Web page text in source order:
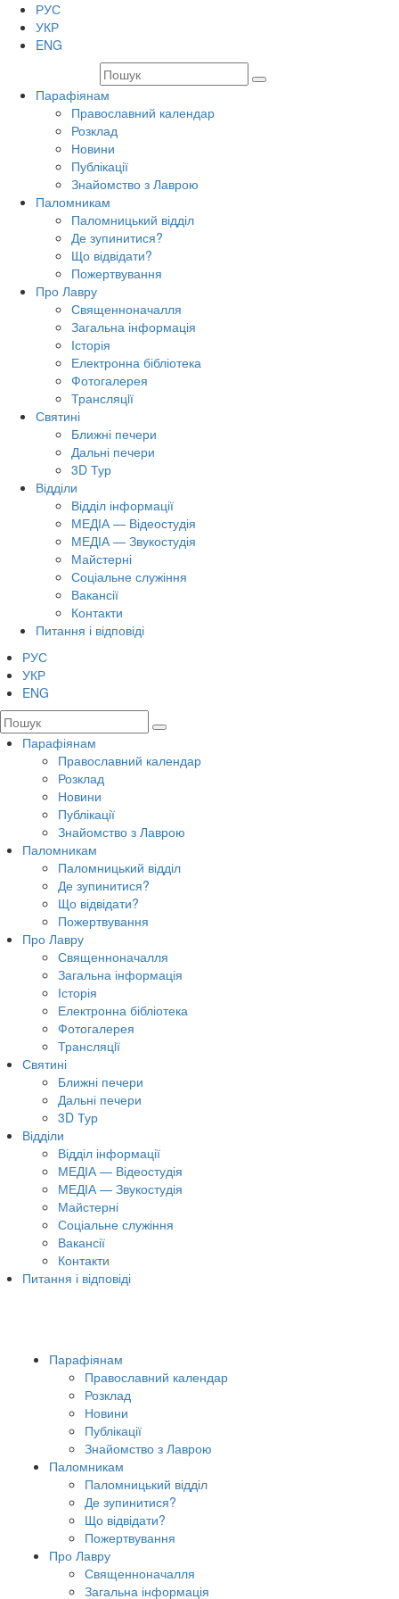
РУС
УКР
ENG
Парафіянам
Православний календар
Розклад
Новини
Публікації
Знайомство з Лаврою
Паломникам
Паломницький відділ
Де зупинитися?
Що відвідати?
Пожертвування
Про Лавру
Священноначалля
Загальна інформація
Історія
Електронна бібліотека
Фотогалерея
Трансляцiї
Святині
Ближні печери
Дальні печери
3D Тур
Відділи
Відділ інформації
МЕДІА — Відеостудія
МЕДІА — Звукостудія
Майстерні
Соціальне служіння
Вакансії
Контакти
Питання і відповіді
РУС
УКР
ENG
Парафіянам
Православний календар
Розклад
Новини
Публікації
Знайомство з Лаврою
Паломникам
Паломницький відділ
Де зупинитися?
Що відвідати?
Пожертвування
Про Лавру
Священноначалля
Загальна інформація
Історія
Електронна бібліотека
Фотогалерея
Трансляцiї
Святині
Ближні печери
Дальні печери
3D Тур
Відділи
Відділ інформації
МЕДІА — Відеостудія
МЕДІА — Звукостудія
Майстерні
Соціальне служіння
Вакансії
Контакти
Питання і відповіді
Парафіянам
Православний календар
Розклад
Новини
Публікації
Знайомство з Лаврою
Паломникам
Паломницький відділ
Де зупинитися?
Що відвідати?
Пожертвування
Про Лавру
Священноначалля
Загальна інформація